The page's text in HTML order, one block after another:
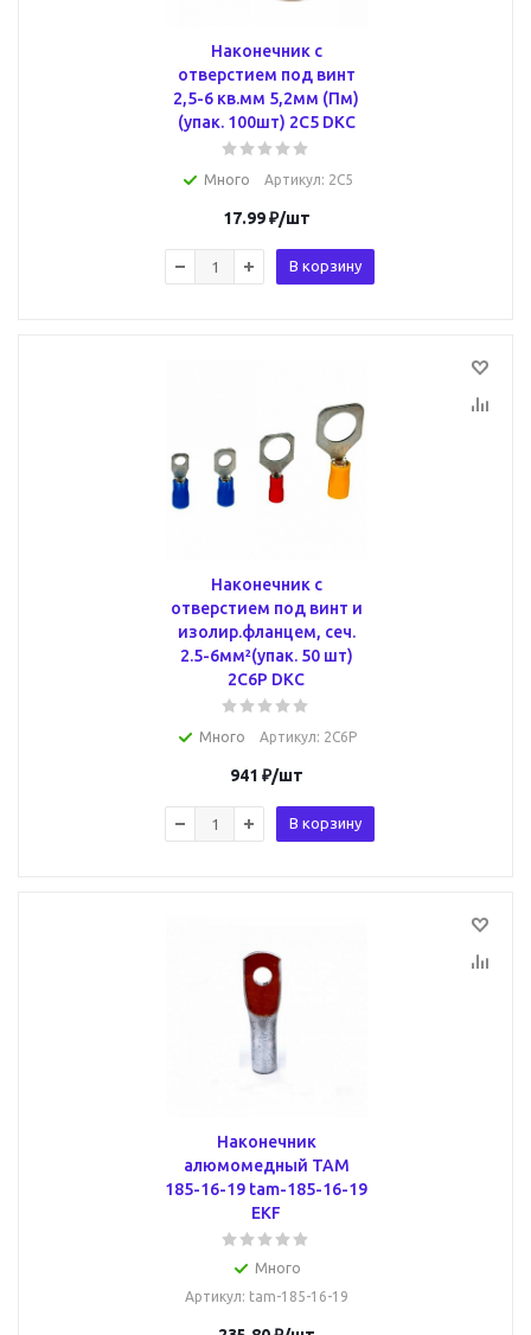
Наконечник с
отверстием под винт
2,5-6 кв.мм 5,2мм (Пм)
(упак. 100шт) 2C5 DKC
Много Артикул: 2C5
17.99₽/шт
В корзину
Наконечник с
отверстием под винт и
изолир.фланцем, сеч.
2.5-6мм²(упак. 50 шт)
2C6P DKC
Много Артикул: 2C6P
941 ₽/шт
В корзину
Наконечник
алюмомедный ТАМ
185-16-19 tam-185-16-19
EKF
Много
Артикул: tam-185-16-19